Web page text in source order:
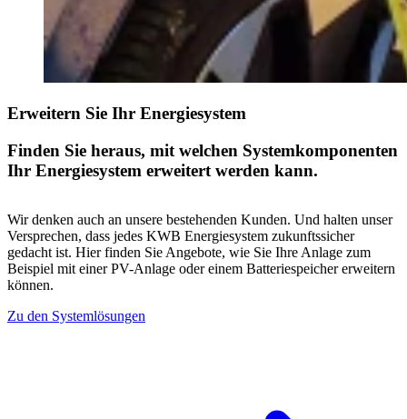
Erweitern Sie Ihr Energiesystem
Finden Sie heraus, mit welchen Systemkomponenten
Ihr Energiesystem erweitert werden kann.
Wir denken auch an unsere bestehenden Kunden. Und halten unser
Versprechen, dass jedes KWB Energiesystem zukunftssicher
gedacht ist. Hier finden Sie Angebote, wie Sie Ihre Anlage zum
Beispiel mit einer PV-Anlage oder einem Batteriespeicher erweitern
können.
Zu den Systemlösungen